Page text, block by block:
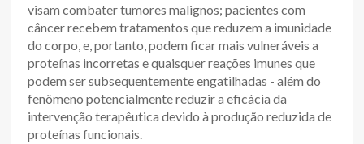
visam combater tumores malignos; pacientes com
câncer recebem tratamentos que reduzem a imunidade
do corpo, e, portanto, podem ficar mais vulneráveis a
proteínas incorretas e quaisquer reações imunes que
podem ser subsequentemente engatilhadas - além do
fenômeno potencialmente reduzir a eficácia da
intervenção terapêutica devido à produção reduzida de
proteínas funcionais.